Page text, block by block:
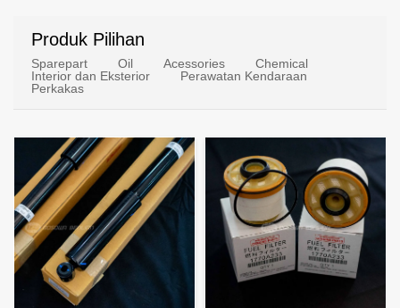
Produk Pilihan
Sparepart Oil Acessories
Chemical
Interior dan Eksterior
Perawatan Kendaraan
Perkakas